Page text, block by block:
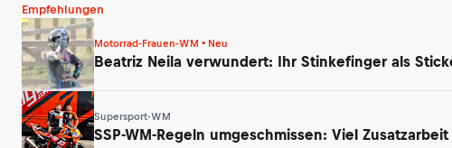
Empfehlungen
Motorrad-Frauen-WM • Neu
Beatriz Neila verwundert: Ihr Stinkefinger als
Supersport-WM
SSP-WM-Regeln umgeschmissen: Viel